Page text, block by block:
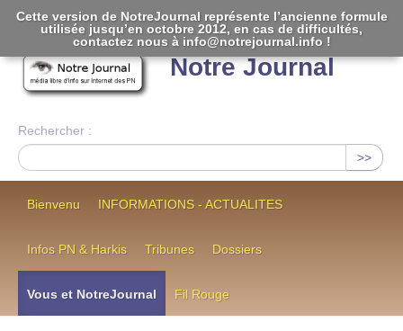
Notre Journal
Rechercher :
>>
Bienvenu INFORMATIONS - ACTUALITES
Infos PN & Harkis Tribunes Dossiers
Vous et NotreJournal Fil Rouge
Cette version de NotreJournal représente l’ancienne formule
utilisée jusqu’en octobre 2012, en cas de difficultés,
contactez nous à info@notrejournal.info !